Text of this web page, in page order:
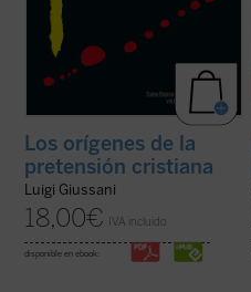
Los orígenes de la
pretensión cristiana
Luigi Giussani
18,00€ IVA incluido
disponible en ebook: